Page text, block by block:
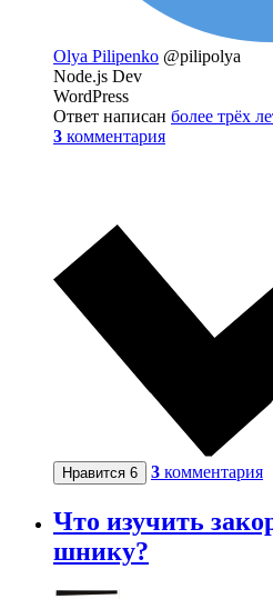
Olya Pilipenko @pilipolya
Node.js Dev
WordPress
Ответ написан более трёх
3 комментария
Нравится 6 3 комментария
Что изучить
шнику?